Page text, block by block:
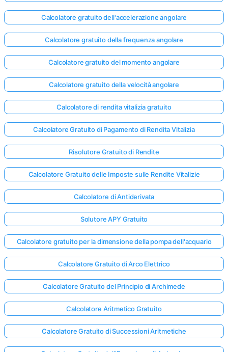
Calcolatore gratuito dell'accelerazione angolare
Calcolatore gratuito della frequenza angolare
Calcolatore gratuito del momento angolare
Calcolatore gratuito della velocità angolare
Calcolatore di rendita vitalizia gratuito
Calcolatore Gratuito di Pagamento di Rendita Vitalizia
Risolutore Gratuito di Rendite
Calcolatore Gratuito delle Imposte sulle Rendite Vitalizie
Calcolatore di Antiderivata
Solutore APY Gratuito
Calcolatore gratuito per la dimensione della pompa dell'acquario
Calcolatore Gratuito di Arco Elettrico
Calcolatore Gratuito del Principio di Archimede
Calcolatore Aritmetico Gratuito
Calcolatore Gratuito di Successioni Aritmetiche